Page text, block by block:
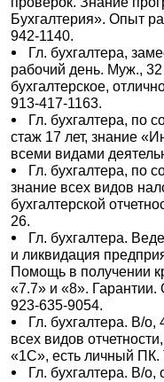
Бухгалтерия». Опыт
942-1140.
Гл. бухгалтера,
рабочий день. Муж.,
бухгалтерское,
913-417-1163.
Гл. бухгалтера, по
стаж 17 лет, знание
всеми видами
Гл. бухгалтера, по
знание всех видов
бухгалтерской
26.
Гл. бухгалтера.
и ликвидация
Помощь в получении
«7.7» и «8».
923-635-9054.
Гл. бухгалтера. В/
всех видов
«1С», есть личный ПК.
Гл. бухгалтера. В/